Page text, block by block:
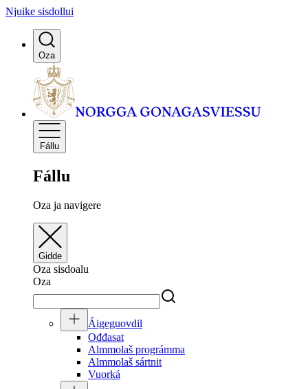
Njuike sisdollui
Oza
Fállu
Fállu
Oza ja navigere
Gidde
Oza sisdoalu
Oza
Áigeguovdil
Ođđasat
Almmolaš prográmma
Almmolaš sártnit
Vuorká